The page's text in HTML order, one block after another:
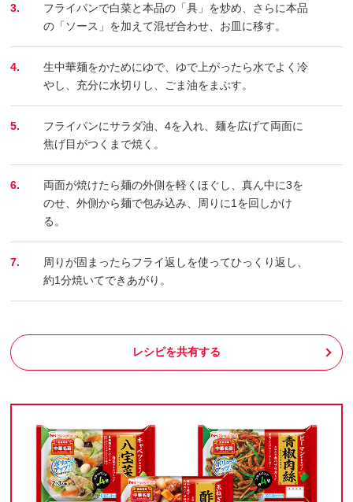
3.
フライパンで白菜と本品の「具」を炒め、さらに本品
の「ソース」を加えて混ぜ合わせ、お皿に移す。
4.
生中華麺をかためにゆで、ゆで上がったら水でよく冷
やし、充分に水切りし、ごま油をまぶす。
5.
フライパンにサラダ油、4を入れ、麺を広げて両面に
焦げ目がつくまで焼く。
6.
両面が焼けたら麺の外側を軽くほぐし、真ん中に3を
のせ、外側から麺で包み込み、周りに1を回しかけ
る。
7.
周りが固まったらフライ返しを使ってひっくり返し、
約1分焼いてできあがり。
レシピを共有する